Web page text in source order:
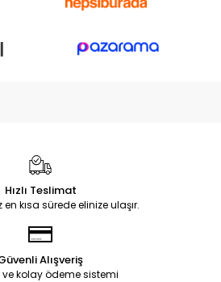
Hızlı Teslimat
kısa sürede elinize ulaşır.
Alışveriş
ve kolay ödeme sistemi